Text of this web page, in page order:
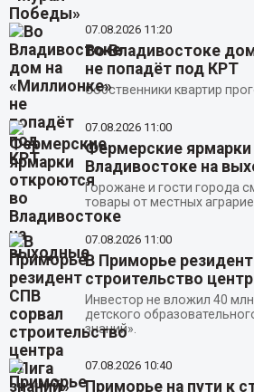
07.08.2026 11:20
Во Владивостоке
не попадёт под КРТ
Собственники квартир
07.08.2026 11:00
Фермерские
Владивостоке на
Горожане и гости города
товары от местных
07.08.2026 11:00
В Приморье
строительство
Инвестор не вложил 40
детского
знаний».
07.08.2026 10:40
Приморье на пути к